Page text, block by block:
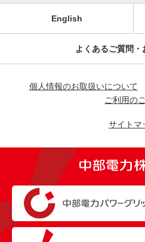
English
よくあるご質問
個人情報のお取扱いについて
ご利用の
サイトマ
（新しいウィンドウを開